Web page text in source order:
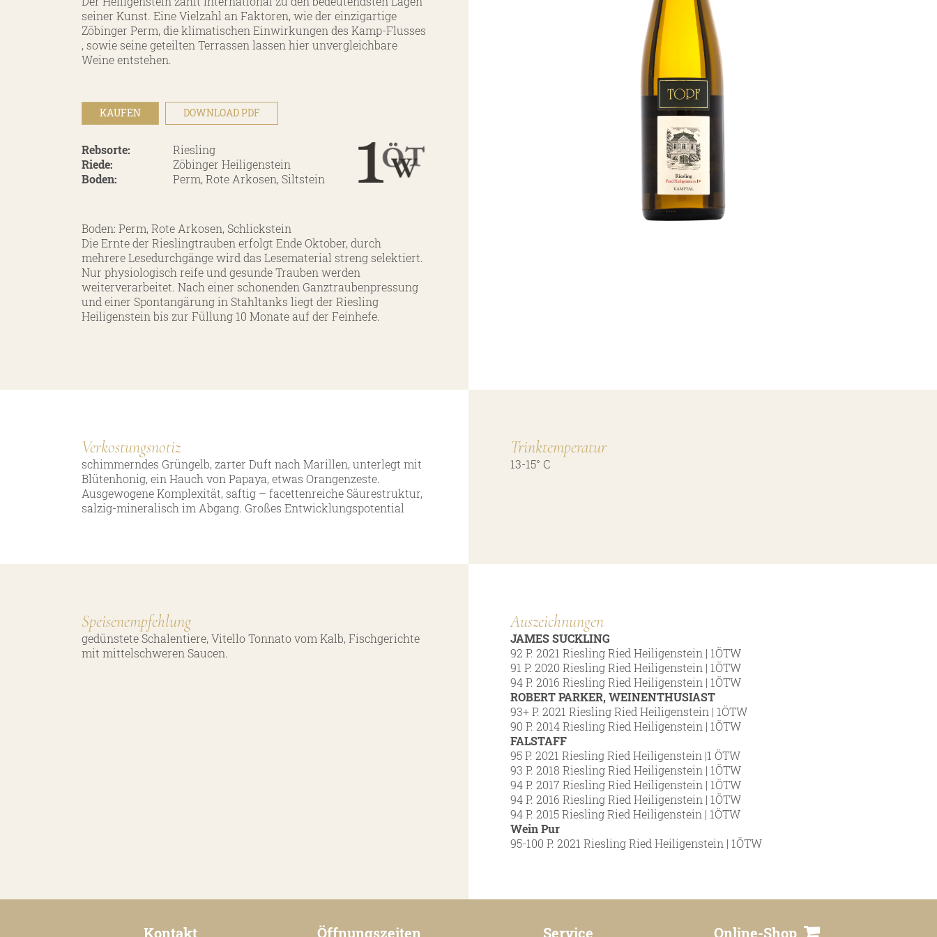
seiner Kunst. Eine Vielzahl an Faktoren, wie der einzigartige
Zöbinger Perm, die klimatischen Einwirkungen des Kamp-Flusses
, sowie seine geteilten Terrassen lassen hier unvergleichbare
Weine entstehen.
KAUFEN DOWNLOAD PDF
Rebsorte:
Riesling
Riede:
Zöbinger Heiligenstein
Boden:
Perm, Rote Arkosen, Siltstein
Boden: Perm, Rote Arkosen, Schlickstein
Die Ernte der Rieslingtrauben erfolgt Ende Oktober, durch
mehrere Lesedurchgänge wird das Lesematerial streng selektiert.
Nur physiologisch reife und gesunde Trauben werden
weiterverarbeitet. Nach einer schonenden Ganztraubenpressung
und einer Spontangärung in Stahltanks liegt der Riesling
Heiligenstein bis zur Füllung 10 Monate auf der Feinhefe.
Verkostungsnotiz
schimmerndes Grüngelb, zarter Duft nach Marillen, unterlegt mit
Blütenhonig, ein Hauch von Papaya, etwas Orangenzeste.
Ausgewogene Komplexität, saftig – facettenreiche Säurestruktur,
salzig-mineralisch im Abgang. Großes Entwicklungspotential
Trinktemperatur
13-15° C
Speisenempfehlung
gedünstete Schalentiere, Vitello Tonnato vom Kalb, Fischgerichte
mit mittelschweren Saucen.
Auszeichnungen
JAMES SUCKLING
92 P. 2021 Riesling Ried Heiligenstein | 1ÖTW
91 P. 2020 Riesling Ried Heiligenstein | 1ÖTW
94 P. 2016 Riesling Ried Heiligenstein | 1ÖTW
ROBERT PARKER, WEINENTHUSIAST
93+ P. 2021 Riesling Ried Heiligenstein | 1ÖTW
90 P. 2014 Riesling Ried Heiligenstein | 1ÖTW
FALSTAFF
95 P. 2021 Riesling Ried Heiligenstein |1 ÖTW
93 P. 2018 Riesling Ried Heiligenstein | 1ÖTW
94 P. 2017 Riesling Ried Heiligenstein | 1ÖTW
94 P. 2016 Riesling Ried Heiligenstein | 1ÖTW
94 P. 2015 Riesling Ried Heiligenstein | 1ÖTW
Wein Pur
95-100 P. 2021 Riesling Ried Heiligenstein | 1ÖTW
Kontakt Öffnungszeiten Service Online-Shop